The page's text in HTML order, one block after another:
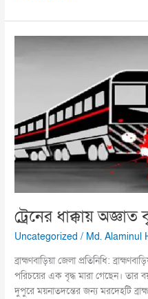
ট্রেনের ধাক্কায় অজ্ঞাত
Uncategorized / Md. Alaminul
ব্রাহ্মণবাড়িয়া জেলা প্রতিনিধি:
পরিচয়ের এক বৃদ্ধ মারা গেছেন। তার
দুপুরে ময়নাতদন্তের জন্য মরদেহটি